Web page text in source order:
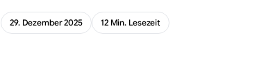
29. Dezember 2025 12Min. Lesezeit